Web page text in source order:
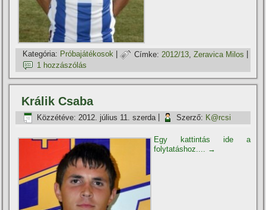
Kategória: Próbajátékosok | Címke: 2012/13 ,Zeravica Milos
1 hozzászólás
Králik Csaba
Közzétéve: 2012. július 11. szerda Szerző: K@rcsi
Egy kattintás ide a
folytatáshoz.... →